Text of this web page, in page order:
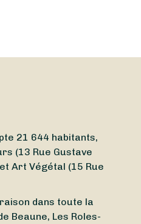
21 644 habitants,
(13 Rue Gustave
Art Végétal (15 Rue
dans toute la
Beaune, Les Roles-